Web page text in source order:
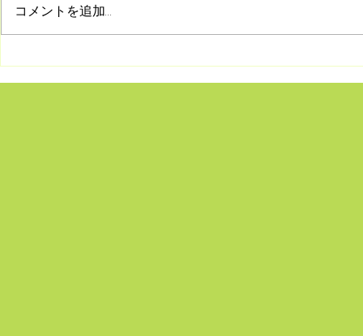
8/2 シリーズ「旧約聖書との
7/26 マタ
コメントを追加…